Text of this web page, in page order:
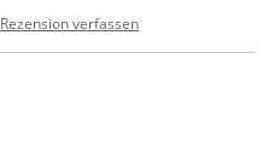
Rezension verfassen